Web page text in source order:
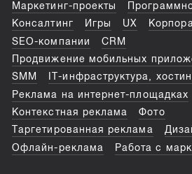
Маркетинг-проекты
Консалтинг
Игры UX
SEO-компании
CRM
Продвижение мобильных
SMM
IT-инфраструктура,
Реклама на интернет-площадках
Контекстная реклама
Фото
Таргетированная реклама
Офлайн-реклама
Работа с